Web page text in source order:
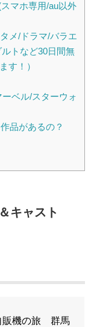
マホ専用/au以外
メ/ドラマ/バラエ
トなど30日間無
す！）
ベル/スターウォ
品があるの？
キャスト
販機の旅 群馬